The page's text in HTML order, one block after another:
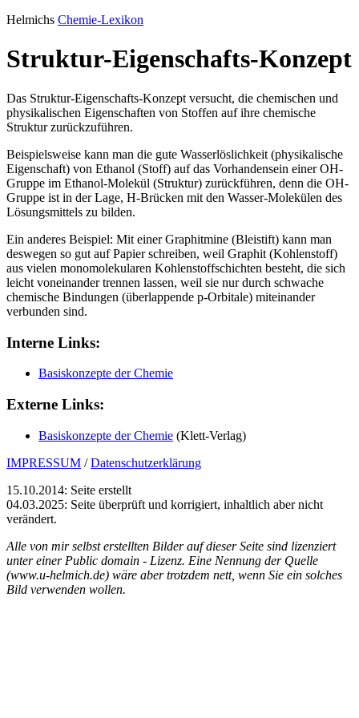
Helmichs Chemie-Lexikon
Struktur-Eigenschafts-Konzept
Das Struktur-Eigenschafts-Konzept versucht, die chemischen und
physikalischen Eigenschaften von Stoffen auf ihre chemische
Struktur zurückzuführen.
Beispielsweise kann man die gute Wasserlöslichkeit (physikalische
Eigenschaft) von Ethanol (Stoff) auf das Vorhandensein einer OH-
Gruppe im Ethanol-Molekül (Struktur) zurückführen, denn die OH-
Gruppe ist in der Lage, H-Brücken mit den Wasser-Molekülen des
Lösungsmittels zu bilden.
Ein anderes Beispiel: Mit einer Graphitmine (Bleistift) kann man
deswegen so gut auf Papier schreiben, weil Graphit (Kohlenstoff)
aus vielen monomolekularen Kohlenstoffschichten besteht, die sich
leicht voneinander trennen lassen, weil sie nur durch schwache
chemische Bindungen (überlappende p-Orbitale) miteinander
verbunden sind.
Interne Links:
Basiskonzepte der Chemie
Externe Links:
Basiskonzepte der Chemie (Klett-Verlag)
IMPRESSUM /Datenschutzerklärung
15.10.2014: Seite erstellt
04.03.2025: Seite überprüft und korrigiert, inhaltlich aber nicht
verändert.
Alle von mir selbst erstellten Bilder auf dieser Seite sind lizenziert
unter einer Public domain - Lizenz. Eine Nennung der Quelle
(www.u-helmich.de) wäre aber trotzdem nett, wenn Sie ein solches
Bild verwenden wollen.